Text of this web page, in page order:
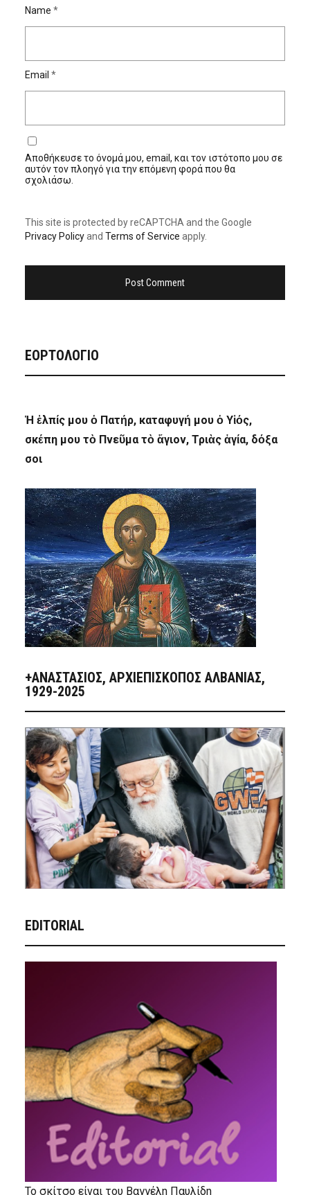
Name *
Email *
Αποθήκευσε το όνομά μου, email, και τον ιστότοπο μου σε
αυτόν τον πλοηγό για την επόμενη φορά που θα
σχολιάσω.
This site is protected by reCAPTCHA and the Google
Privacy Policyand Terms of Service apply.
ΕΟΡΤΟΛΟΓΙΟ
Ἡ ἐλπίς μου ὁ Πατήρ, καταφυγή μου ὁ Υἱός,
σκέπη μου τὸ Πνεῦμα τὸ ἅγιον, Τριὰς ἁγία, δόξα
σοι
+ΑΝΑΣΤΆΣΙΟΣ, ΑΡΧΙΕΠΊΣΚΟΠΟΣ ΑΛΒΑΝΊΑΣ,
1929-2025
EDITORIAL
Το σκίτσο είναι του Βαγγέλη Παυλίδη